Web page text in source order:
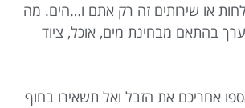
או שירותים זה רק אתם ו…הים. מה
בהתאם מבחינת מים, אוכל, ציוד
אחריכם את הזבל ואל תשאירו בחוף